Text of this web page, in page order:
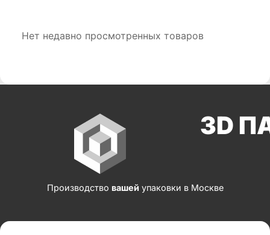
Нет недавно просмотренных товаров
3D
Производство вашей упаковки в Москве